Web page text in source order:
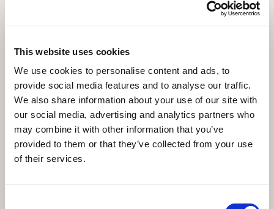
This website uses cookies
We use cookies to personalise content and ads, to
provide social media features and to analyse our traffic.
We also share information about your use of our site with
our social media, advertising and analytics partners who
may combine it with other information that you’ve
provided to them or that they’ve collected from your use
of their services.
Culture & History